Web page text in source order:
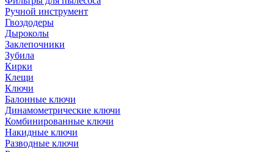
Ручной инструмент
Гвоздодеры
Дыроколы
Заклепочники
Зубила
Кирки
Клещи
Ключи
Балонные ключи
Динамометрические ключи
Комбинированные ключи
Накидные ключи
Разводные ключи